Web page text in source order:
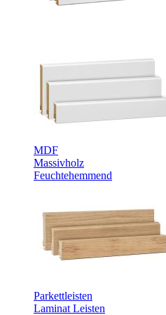
MDF
Massivholz
Feuchtehemmend
Parkettleisten
Laminat Leisten